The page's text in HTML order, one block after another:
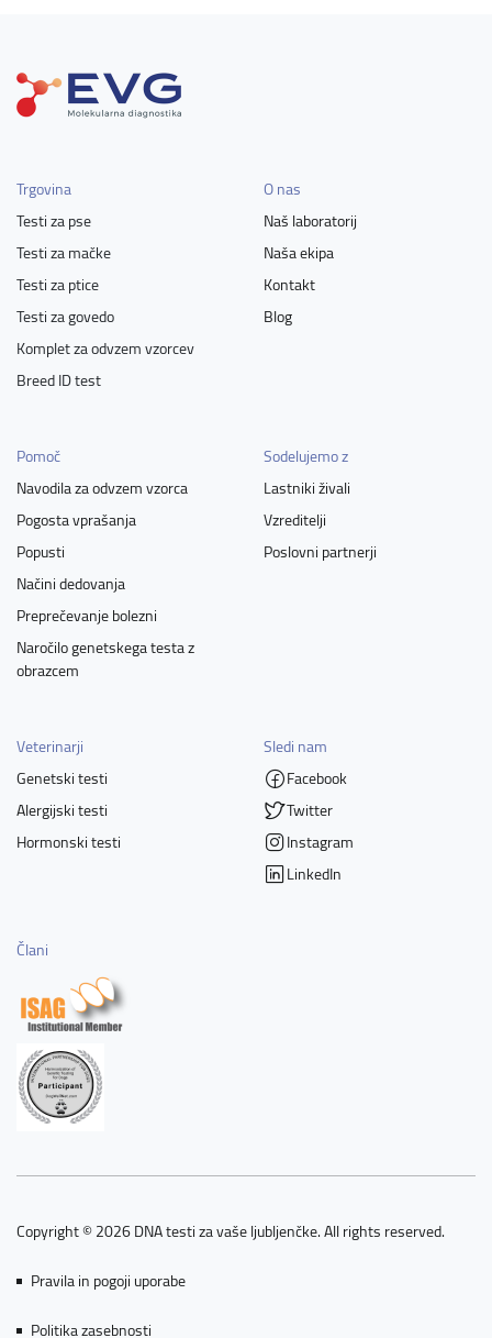
Trgovina
Testi za pse
Testi za mačke
Testi za ptice
Testi za govedo
Komplet za odvzem vzorcev
Breed ID test
O nas
Naš laboratorij
Naša ekipa
Kontakt
Blog
Pomoč
Navodila za odvzem vzorca
Pogosta vprašanja
Popusti
Načini dedovanja
Preprečevanje bolezni
Naročilo genetskega testa z
obrazcem
Sodelujemo z
Lastniki živali
Vzreditelji
Poslovni partnerji
Veterinarji
Genetski testi
Alergijski testi
Hormonski testi
Sledi nam
Facebook
Twitter
Instagram
LinkedIn
Člani
Copyright © 2026 DNA testi za vaše ljubljenčke. All rights reserved.
Pravila in pogoji uporabe
Politika zasebnosti